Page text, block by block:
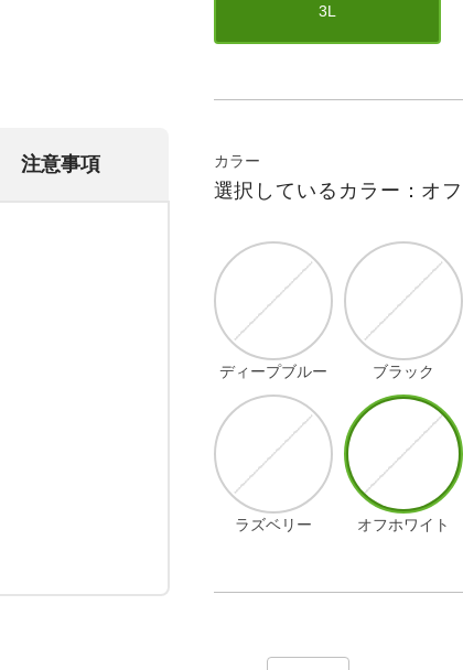
注意事項
3L
カラー
選択しているカラー：オ
ディープブルー ブラック
ラズベリー オフホワイト